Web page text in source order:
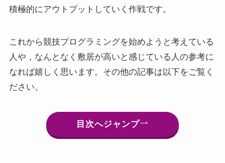
積極的にアウトプットしていく作戦です。
これから競技プログラミングを始めようと考えている
人や，なんとなく敷居が高いと感じている人の参考に
なれば嬉しく思います。その他の記事は以下をご覧く
ださい。
目次へジャンプ